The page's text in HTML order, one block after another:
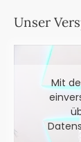
Unser
Mit